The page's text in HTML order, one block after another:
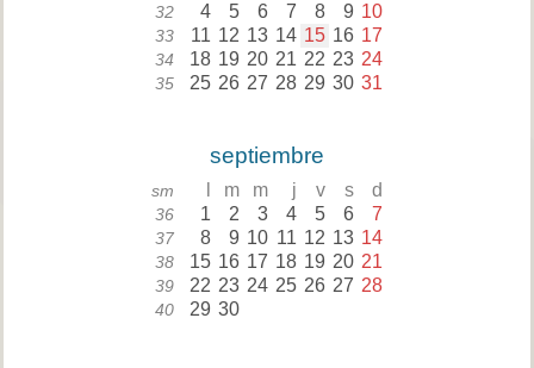
32 4 5 6 7 8 9 10
33 11 12 13 14 15 16 17
34 18 19 20 21 22 23 24
35 25 26 27 28 29 30 31
septiembre
sm m m j v s d
36 1 2 3 4 5 6 7
37 8 9 10 11 12 13 14
38 15 16 17 18 19 20 21
39 22 23 24 25 26 27 28
40 29 30